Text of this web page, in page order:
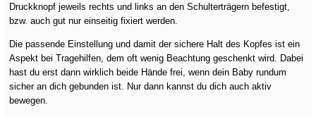
Druckknopf jeweils rechts und links an den Schulterträgern befestigt,
bzw. auch gut nur einseitig fixiert werden.
Die passende Einstellung und damit der sichere Halt des Kopfes ist ein
Aspekt bei Tragehilfen, dem oft wenig Beachtung geschenkt wird. Dabei
hast du erst dann wirklich beide Hände frei, wenn dein Baby rundum
sicher an dich gebunden ist. Nur dann kannst du dich auch aktiv
bewegen.